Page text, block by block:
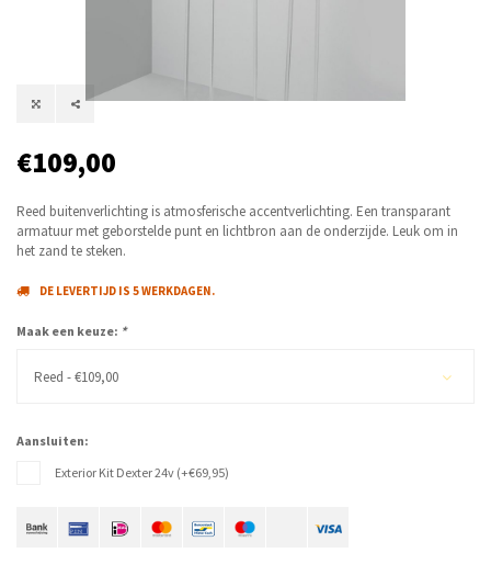
€109,00
Reed buitenverlichting is atmosferische accentverlichting. Een transparant
armatuur met geborstelde punt en lichtbron aan de onderzijde. Leuk om in
het zand te steken.
DE LEVERTIJD IS 5 WERKDAGEN.
Maak een keuze: *
Reed - €109,00
Aansluiten:
Exterior Kit Dexter 24v (+€69,95)